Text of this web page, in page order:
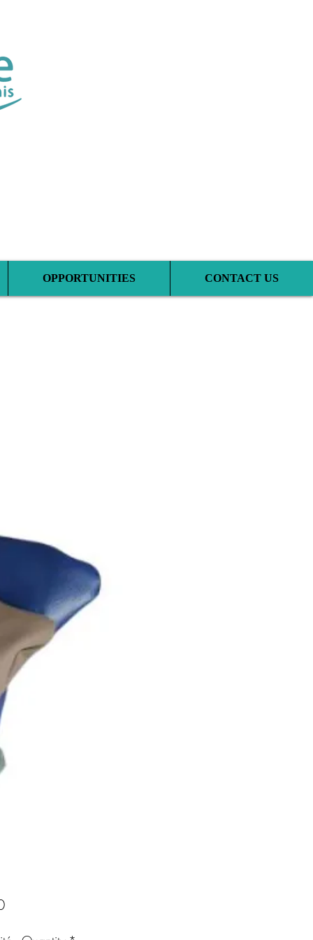
OPPORTUNITIES CONTACT US
Price